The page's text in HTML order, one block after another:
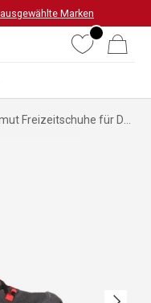
ausgewählte Marken
WunschlisteWarenkorb
Nächste